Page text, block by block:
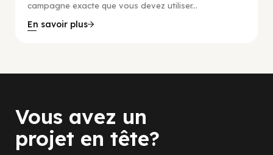
campagne exacte que vous devez utiliser...
En savoir plus
Vous avez un
projet en tête?